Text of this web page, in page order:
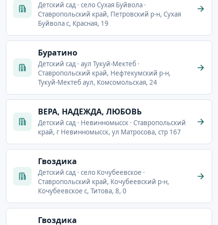
Детский сад · село Сухая Буйвола ·
Ставропольский край, Петровский р-н, Сухая
Буйвола с, Красная, 19
Буратино
Детский сад · аул Тукуй-Мектеб ·
Ставропольский край, Нефтекумский р-н,
Тукуй-Мектеб аул, Комсомольская, 24
ВЕРА, НАДЕЖДА, ЛЮБОВЬ
Детский сад · Невинномысск · Ставропольский
край, г Невинномысск, ул Матросова, стр 167
Гвоздика
Детский сад · село Кочубеевское ·
Ставропольский край, Кочубеевский р-н,
Кочубеевское с, Титова, 8, 0
Гвоздика